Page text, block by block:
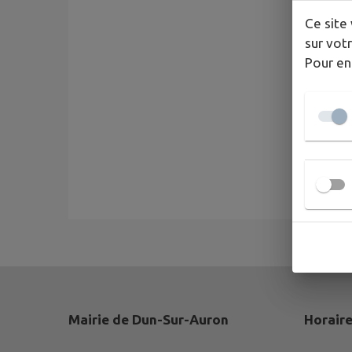
Mairie de Dun-Sur-Auron
Ce site
sur
Pour